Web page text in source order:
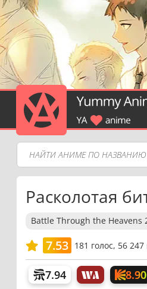
Расколотая
Battle Through the Heavens
7.53 181 голос, 56
7.94 8.90